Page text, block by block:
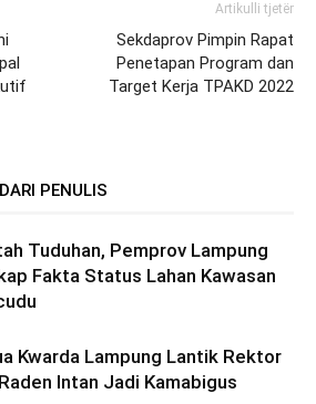
Artikulli tjetër
Sekdaprov Pimpin Rapat
Penetapan Program dan
Target Kerja TPAKD 2022
DARI PENULIS
Tuduhan, Pemprov Lampung
Fakta Status Lahan Kawasan
Kwarda Lampung Lantik Rektor
Intan Jadi Kamabigus